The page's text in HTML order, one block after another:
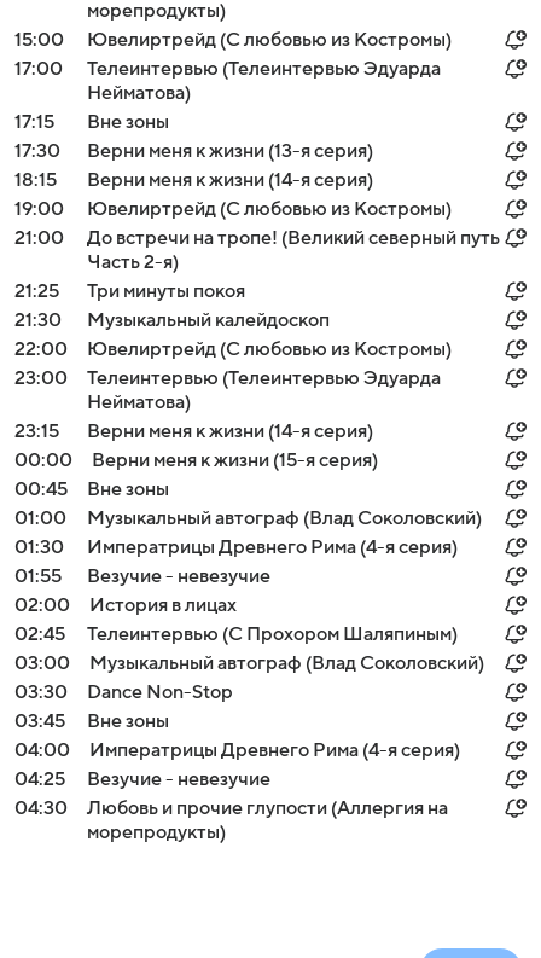
морепродукты)
15:00
Ювелиртрейд (С любовью из Костромы)
17:00
Телеинтервью (Телеинтервью Эдуарда
Нейматова)
17:15
Вне зоны
17:30
Верни меня к жизни (13-я серия)
18:15
Верни меня к жизни (14-я серия)
19:00
Ювелиртрейд (С любовью из Костромы)
21:00
До встречи на тропе! (Великий северный путь
Часть 2-я)
21:25
Три минуты покоя
21:30
Музыкальный калейдоскоп
22:00
Ювелиртрейд (С любовью из Костромы)
23:00
Телеинтервью (Телеинтервью Эдуарда
Нейматова)
23:15
Верни меня к жизни (14-я серия)
00:00
Верни меня к жизни (15-я серия)
00:45
Вне зоны
01:00
Музыкальный автограф (Влад Соколовский)
01:30
Императрицы Древнего Рима (4-я серия)
01:55
Везучие - невезучие
02:00
История в лицах
02:45
Телеинтервью (С Прохором Шаляпиным)
03:00
Музыкальный автограф (Влад Соколовский)
03:30
Dance Non-Stop
03:45
Вне зоны
04:00
Императрицы Древнего Рима (4-я серия)
04:25
Везучие - невезучие
04:30
Любовь и прочие глупости (Аллергия на
морепродукты)